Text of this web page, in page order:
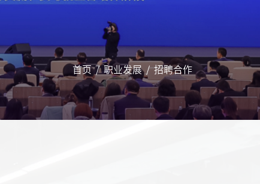
首页 / 职业发展 / 招聘合作